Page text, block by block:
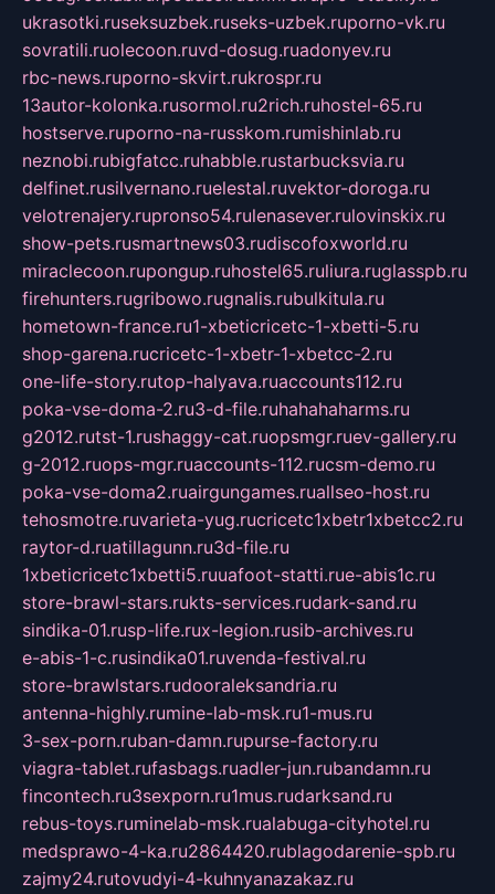
ukrasotki.ruseksuzbek.ruseks-uzbek.ruporno-vk.ru
sovratili.ruolecoon.ruvd-dosug.ruadonyev.ru
rbc-news.ruporno-skvirt.rukrospr.ru
13autor-kolonka.rusormol.ru2rich.ruhostel-65.ru
hostserve.ruporno-na-russkom.rumishinlab.ru
neznobi.rubigfatcc.ruhabble.rustarbucksvia.ru
delfinet.rusilvernano.ruelestal.ruvektor-doroga.ru
velotrenajery.rupronso54.rulenasever.rulovinskix.ru
show-pets.rusmartnews03.rudiscofoxworld.ru
miraclecoon.rupongup.ruhostel65.ruliura.ruglasspb.ru
firehunters.rugribowo.rugnalis.rubulkitula.ru
hometown-france.ru1-xbeticricetc-1-xbetti-5.ru
shop-garena.rucricetc-1-xbetr-1-xbetcc-2.ru
one-life-story.rutop-halyava.ruaccounts112.ru
poka-vse-doma-2.ru3-d-file.ruhahahaharms.ru
g2012.rutst-1.rushaggy-cat.ruopsmgr.ruev-gallery.ru
g-2012.ruops-mgr.ruaccounts-112.rucsm-demo.ru
poka-vse-doma2.ruairgungames.ruallseo-host.ru
tehosmotre.ruvarieta-yug.rucricetc1xbetr1xbetcc2.ru
raytor-d.ruatillagunn.ru3d-file.ru
1xbeticricetc1xbetti5.ruuafoot-statti.rue-abis1c.ru
store-brawl-stars.rukts-services.rudark-sand.ru
sindika-01.rusp-life.rux-legion.rusib-archives.ru
e-abis-1-c.rusindika01.ruvenda-festival.ru
store-brawlstars.rudooraleksandria.ru
antenna-highly.rumine-lab-msk.ru1-mus.ru
3-sex-porn.ruban-damn.rupurse-factory.ru
viagra-tablet.rufasbags.ruadler-jun.rubandamn.ru
fincontech.ru3sexporn.ru1mus.rudarksand.ru
rebus-toys.ruminelab-msk.rualabuga-cityhotel.ru
medsprawo-4-ka.ru2864420.rublagodarenie-spb.ru
zajmy24.rutovudyi-4-kuhnyanazakaz.ru